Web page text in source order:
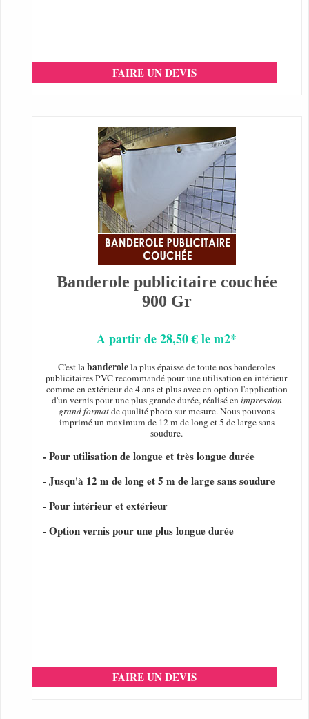
FAIRE UN DEVIS
Banderole publicitaire couchée
900 Gr
A partir de 28,50 € le m2*
C'est labanderolela plus épaisse de toute nos banderoles
publicitaires PVC recommandé pour une utilisation en intérieur
comme en extérieur de 4 ans et plus avec en option l'application
d'un vernis pour une plus grande durée, réalisé enimpression
grand formatde qualité photo sur mesure. Nous pouvons
imprimé un maximum de 12 m de long et 5 de large sans
soudure.
- Pour utilisation de longue et très longue durée
- Jusqu'à 12 m de long et 5 m de large sans soudure
- Pour intérieur et extérieur
- Option vernis pour une plus longue durée
FAIRE UN DEVIS